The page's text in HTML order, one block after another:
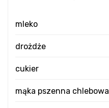
mleko
drożdże
cukier
mąka pszenna chlebowa